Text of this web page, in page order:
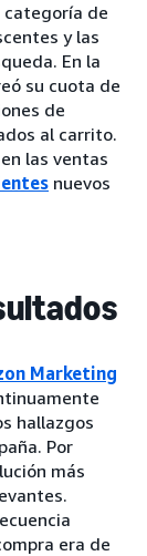
categoría de
y las
En la
su cuota de
de
al carrito.
las ventas
nuevos
Marketing
hallazgos
Por
más
era de